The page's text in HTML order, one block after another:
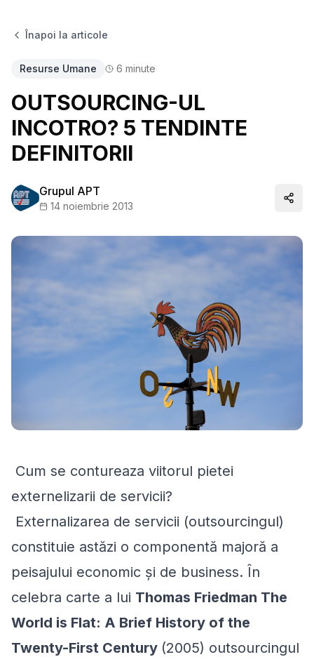
Înapoi la articole
Resurse Umane 6 minute
OUTSOURCING-UL
INCOTRO? 5 TENDINTE
DEFINITORII
Grupul APT
14 noiembrie 2013
Cum se contureaza viitorul pietei
externelizarii de servicii?
Externalizarea de servicii (outsourcingul)
constituie astăzi o componentă majoră a
peisajului economic și de business. În
celebra carte a lui Thomas Friedman The
World is Flat: A Brief History of the
Twenty-First Century (2005) outsourcingul